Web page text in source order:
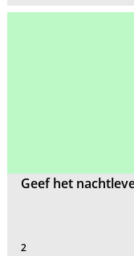
Geef het
2